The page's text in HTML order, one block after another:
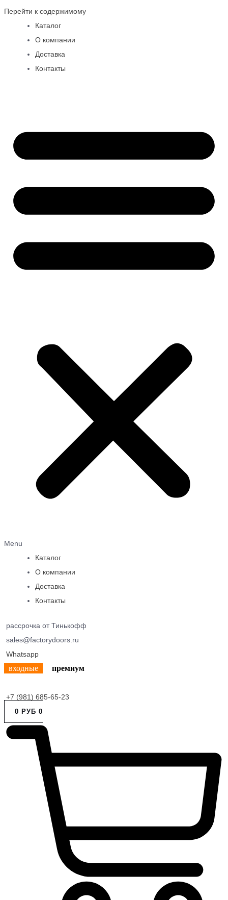
Перейти к содержимому
Каталог
О компании
Доставка
Контакты
Menu
Каталог
О компании
Доставка
Контакты
рассрочка от Тинькофф
sales@factorydoors.ru
Whatsapp
входные премиум
+7 (981) 685-65-23
0 РУБ 0